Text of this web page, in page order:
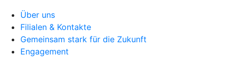
Über uns
Filialen & Kontakte
Gemeinsam stark für die Zukunft
Engagement